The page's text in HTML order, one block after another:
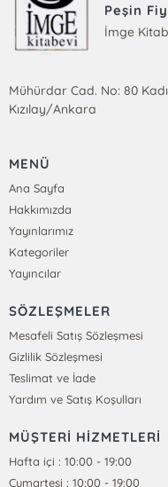
Peşin
İmge
Mühürdar Cad. No: 80
Kızılay/Ankara
MENÜ
Ana Sayfa
Hakkımızda
Yayınlarımız
Kategoriler
Yayıncılar
SÖZLEŞMELER
Mesafeli Satış Sözleşmesi
Gizlilik Sözleşmesi
Teslimat ve İade
Yardım ve Satış Koşulları
MÜŞTERİ HİZMETLERİ
Hafta içi : 10:00 - 19:00
Cumartesi : 10:00 - 19:00